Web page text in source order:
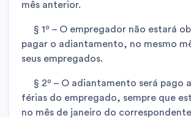
mês anterior.
§ 1º – O empregador não estará
pagar o adiantamento, no mesmo
seus empregados.
§ 2º – O adiantamento será pago
férias do empregado, sempre que
no mês de janeiro do